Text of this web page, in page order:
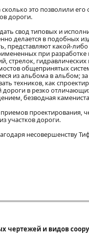
это позволили
дороги.
свод типовых и
делается в подобных
представляют какой-
при
стрелок,
общепринятых
из альбома в альбом;
техников, как
в резко
безводная
проектирования,
участков дороги.
несовершенству
чертежей и видов